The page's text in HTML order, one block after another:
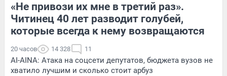
«Не привози их мне в третий раз».
Читинец 40 лет разводит голубей,
которые всегда к нему возвращаются
20 часов 14 328 11
AI-AINA: Атака на соцсети депутатов, бюджета вузов не
хватило лучшим и сколько стоит арбуз